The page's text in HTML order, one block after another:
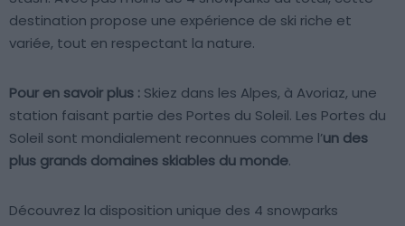
destination propose une expérience de ski riche et
variée, tout en respectant la nature.
Pour en savoir plus : Skiez dans les Alpes, à Avoriaz, une
station faisant partie des Portes du Soleil. Les Portes du
Soleil sont mondialement reconnues comme l’un des
plus grands domaines skiables du monde.
Découvrez la disposition unique des 4 snowparks